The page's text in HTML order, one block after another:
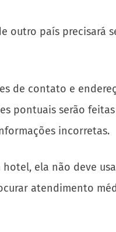
país precisará
de contato e
pontuais serão
incorretas.
ela não deve
atendimento